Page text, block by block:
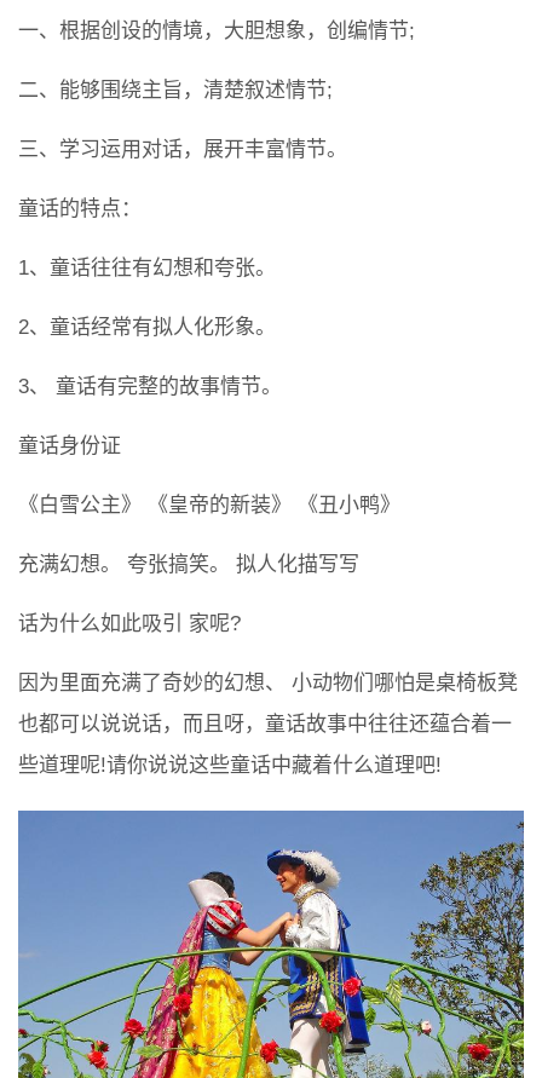
一、根据创设的情境，大胆想象，创编情节;
二、能够围绕主旨，清楚叙述情节;
三、学习运用对话，展开丰富情节。
童话的特点：
1、童话往往有幻想和夸张。
2、童话经常有拟人化形象。
3、 童话有完整的故事情节。
童话身份证
《白雪公主》 《皇帝的新装》 《丑小鸭》
充满幻想。 夸张搞笑。 拟人化描写写
话为什么如此吸引 家呢?
因为里面充满了奇妙的幻想、 小动物们哪怕是桌椅板凳
也都可以说说话，而且呀，童话故事中往往还蕴合着一
些道理呢!请你说说这些童话中藏着什么道理吧!